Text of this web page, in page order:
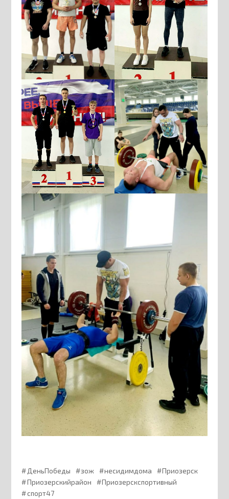
ДеньПобеды зож несидимдома
Приозерск
Приозерскийрайон
Приозерскспортивный
спорт47